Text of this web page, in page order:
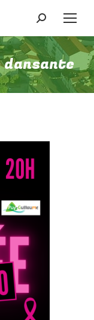
Recherche
:
dansante